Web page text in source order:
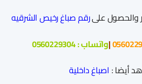
والحصول علىرقم صباغ رخيص الشرقيه
|واتساب :0560229304
أيضا : اصباغ داخلية